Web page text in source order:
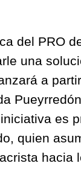
del PRO
una
a
es
quien
hacia